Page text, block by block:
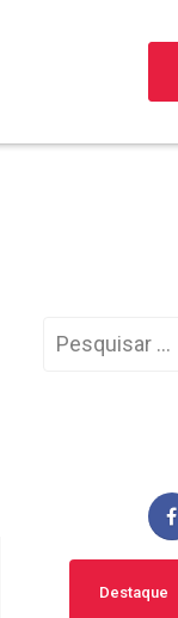
Destaque